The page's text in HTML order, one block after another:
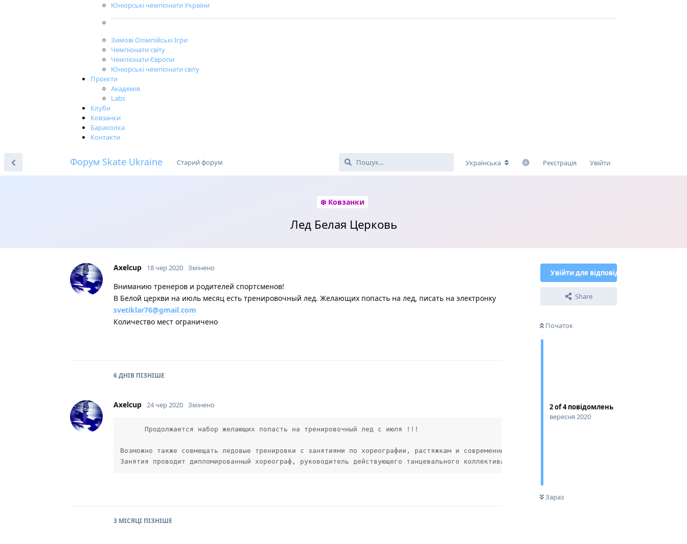
Юніорські чемпіонати України
Зимові Олімпійські Ігри
Чемпіонати світу
Чемпіонати Європи
Юніорські чемпіонати світу
Проєкти
Академія
Labs
Клуби
Ковзанки
Барахолка
Контакти
Форум Skate Ukraine Старий форум Українська Реєстрація Увійти
❄️ Ковзанки
Лед Белая Церковь
Увійти для відповіді
Share
Початок
2of4повідомлень
вересня 2020
Зараз
Axelcup 18 чер 2020 Змінено
Вниманию тренеров и родителей спортсменов!
В Белой церкви на июль месяц есть тренировочный лед. Желающих попасть на лед, писать на электронку
svetiklar76@gmail.com
Количество мест ограничено
6 ДНІВ ПІЗНІШЕ
Axelcup 24 чер 2020 Змінено
      Продолжается набор желающих попасть на тренировочный лед с июля !!!
Возможно также совмещать ледовые тренировки с занятиями по хореографии, растяжкам и современным танцам.
Занятия проводит дипломированный хореограф, руководитель действующего танцевального коллектива.
3 МІСЯЦІ ПІЗНІШЕ